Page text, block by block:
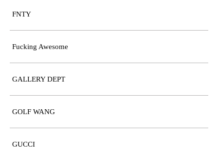
FNTY
Fucking Awesome
GALLERY DEPT
GOLF WANG
GUCCI